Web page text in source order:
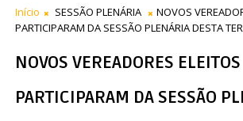
Início SESSÃO PLENÁRIA
NOVOS
PARTICIPARAM DA SESSÃO PLENÁRIA DESTA
NOVOS VEREADORES ELEITOS
PARTICIPARAM DA SESSÃO